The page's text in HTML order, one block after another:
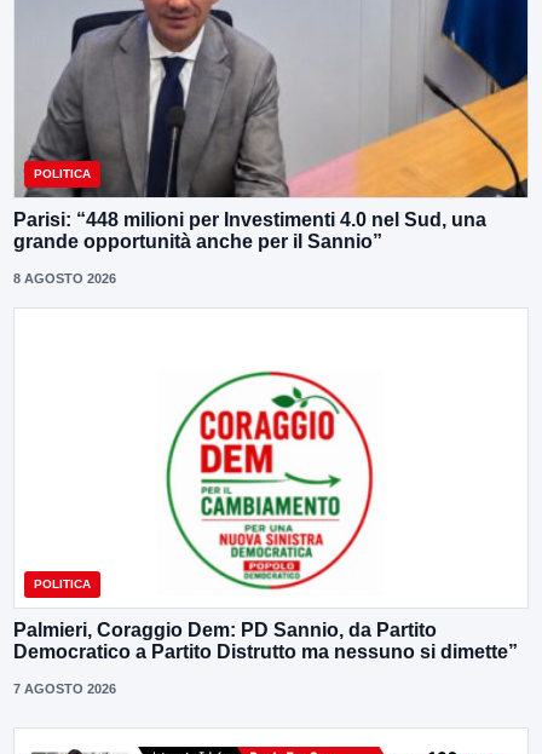
POLITICA
Parisi: “448 milioni per Investimenti 4.0 nel Sud, una
grande opportunità anche per il Sannio”
8 AGOSTO 2026
POLITICA
Palmieri, Coraggio Dem: PD Sannio, da Partito
Democratico a Partito Distrutto ma nessuno si dimette”
7 AGOSTO 2026